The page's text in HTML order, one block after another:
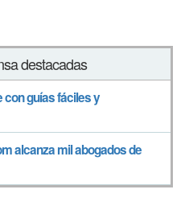
destacadas
con guías fáciles y
alcanza mil abogados de